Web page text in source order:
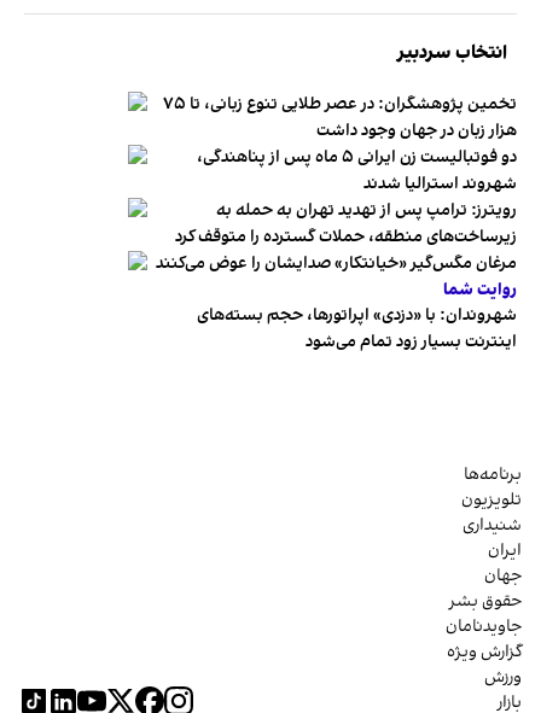
انتخاب سردبیر
تخمین پژوهشگران: در عصر طلایی تنوع زبانی، تا ۷۵
هزار زبان در جهان وجود داشت
دو فوتبالیست زن ایرانی ۵ ماه پس از پناهندگی،
شهروند استرالیا شدند
رویترز: ترامپ پس از تهدید تهران به حمله به
زیرساخت‌های منطقه، حملات گسترده را متوقف کرد
مرغان مگس‌گیر «خیانتکار» صدایشان را عوض می‌کنند
روایت شما
شهروندان:‌ با «دزدی» اپراتورها، حجم بسته‌های
اینترنت بسیار زود تمام می‌شود
برنامه‌ها
تلویزیون
شنیداری
ایران
جهان
حقوق بشر
جاویدنامان
گزارش ویژه
ورزش
بازار